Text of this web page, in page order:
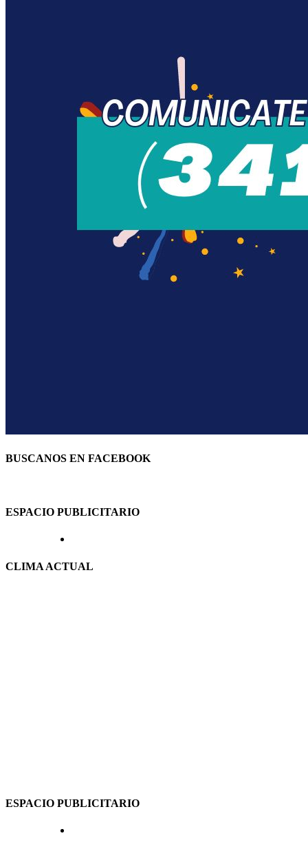
BUSCANOS EN FACEBOOK
ESPACIO PUBLICITARIO
CLIMA ACTUAL
ESPACIO PUBLICITARIO